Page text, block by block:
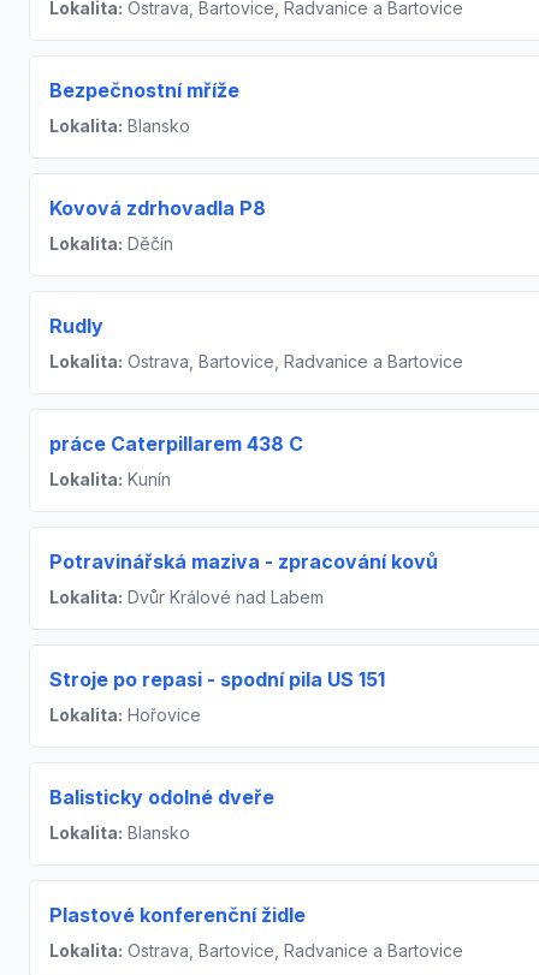
Lokalita: Ostrava, Bartovice, Radvanice a Bartovice
Bezpečnostní mříže
Lokalita: Blansko
Kovová zdrhovadla P8
Lokalita: Děčín
Rudly
Lokalita: Ostrava, Bartovice, Radvanice a Bartovice
práce Caterpillarem 438 C
Lokalita: Kunín
Potravinářská maziva - zpracování kovů
Lokalita: Dvůr Králové nad Labem
Stroje po repasi - spodní pila US 151
Lokalita: Hořovice
Balisticky odolné dveře
Lokalita: Blansko
Plastové konferenční židle
Lokalita: Ostrava, Bartovice, Radvanice a Bartovice